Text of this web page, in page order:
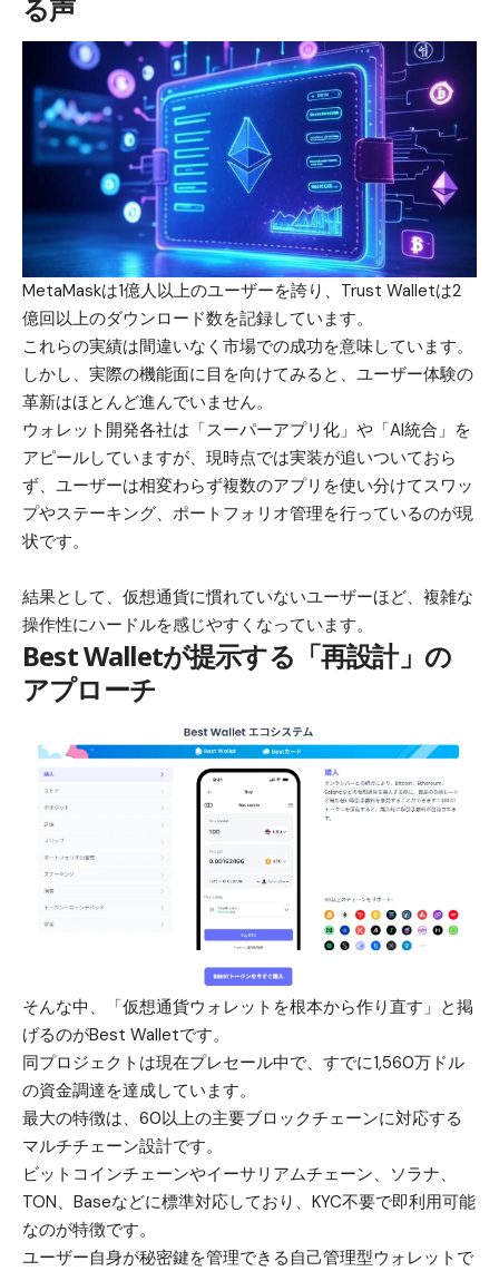
る声
MetaMaskは1億人以上のユーザーを誇り、Trust Walletは2
億回以上のダウンロード数を記録しています。
これらの実績は間違いなく市場での成功を意味しています。
しかし、実際の機能面に目を向けてみると、ユーザー体験の
革新はほとんど進んでいません。
ウォレット開発各社は「スーパーアプリ化」や「AI統合」を
アピールしていますが、現時点では実装が追いついておら
ず、ユーザーは相変わらず複数のアプリを使い分けてスワッ
プやステーキング、ポートフォリオ管理を行っているのが現
状です。
結果として、仮想通貨に慣れていないユーザーほど、複雑な
操作性にハードルを感じやすくなっています。
Best Walletが提示する「再設計」の
アプローチ
そんな中、「仮想通貨ウォレットを根本から作り直す」と掲
げるのがBest Walletです。
同プロジェクトは現在プレセール中で、すでに1,560万ドル
の資金調達を達成しています。
最大の特徴は、60以上の主要ブロックチェーンに対応する
マルチチェーン設計です。
ビットコインチェーンやイーサリアムチェーン、ソラナ、
TON、Baseなどに標準対応しており、KYC不要で即利用可能
なのが特徴です。
ユーザー自身が秘密鍵を管理できる自己管理型ウォレットで